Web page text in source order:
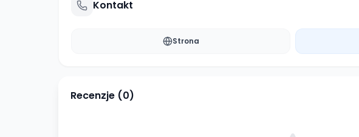
Kontakt
Strona
Recenzje (0)